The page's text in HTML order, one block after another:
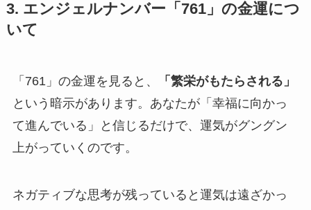
3. エンジェルナンバー「761」の金運につ
いて
「761」の金運を見ると、
「繁栄がもたらされる」
という暗示があります。あなたが「幸福に向かっ
て進んでいる」と信じるだけで、運気がグングン
上がっていくのです。
ネガティブな思考が残っていると運気は遠ざかっ